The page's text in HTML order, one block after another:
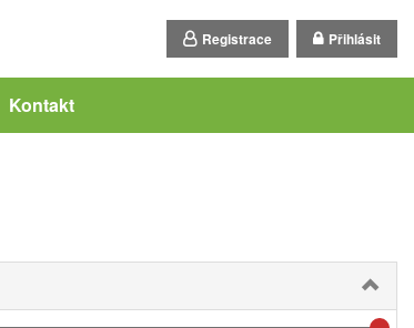
Registrace Přihlásit
Kontakt